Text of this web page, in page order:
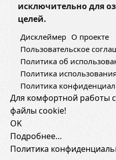
исключительно для
целей.
Дисклеймер О проекте
Пользовательское
Политика об
Политика
Политика
Для комфортной работы
файлы cookie!
OK
Подробнее…
Политика